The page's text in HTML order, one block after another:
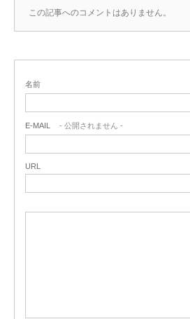
この記事へのコメントはありません。
名前
E-MAIL - 公開されません -
URL